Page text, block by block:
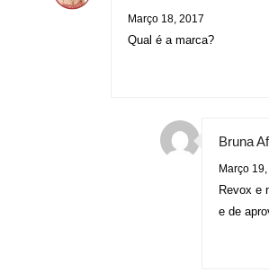
Março 18, 2017
Qual é a marca?
Bruna
Março
Revox e
e de